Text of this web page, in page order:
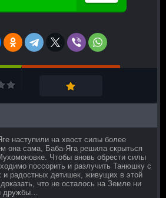
наступили на хвост силы более
она сама, Баба-Яга решила скрыться
Чтобы вновь обрести силы
поссорить и разлучить Танюшку с
радостных детишек, живущих в этой
что не осталось на Земле ни
дружбы…